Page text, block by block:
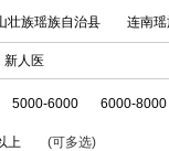
壮族瑶族自治县 连南
新人医
5000-6000 6000-8000
上 (可多选)